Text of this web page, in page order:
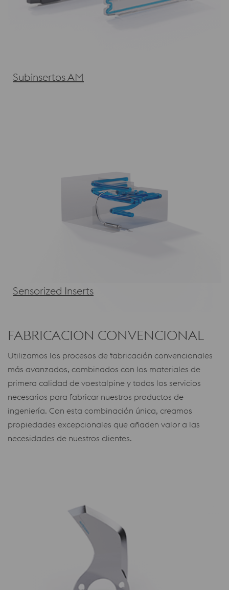
Subinsertos AM
Sensorized Inserts
FABRICACION CONVENCIONAL
Utilizamos los procesos de fabricación convencionales
más avanzados, combinados con los materiales de
primera calidad de voestalpine y todos los servicios
necesarios para fabricar nuestros productos de
ingeniería. Con esta combinación única, creamos
propiedades excepcionales que añaden valor a las
necesidades de nuestros clientes.